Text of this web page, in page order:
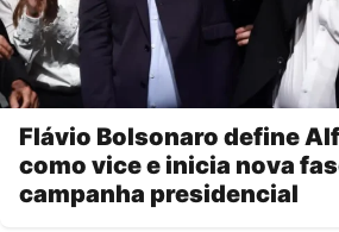
Flávio Bolsonaro define
como vice e inicia nova
campanha presidencial